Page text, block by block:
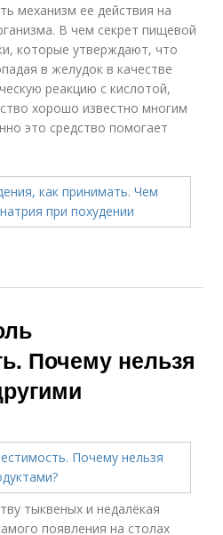
механизм ее действия на
В чем секрет пищевой
которые утверждают, что
в желудок в качестве
реакцию с кислотой,
хорошо известно многим
это средство помогает
Почему нельзя
тыквеных и недалёкая
появления на столах